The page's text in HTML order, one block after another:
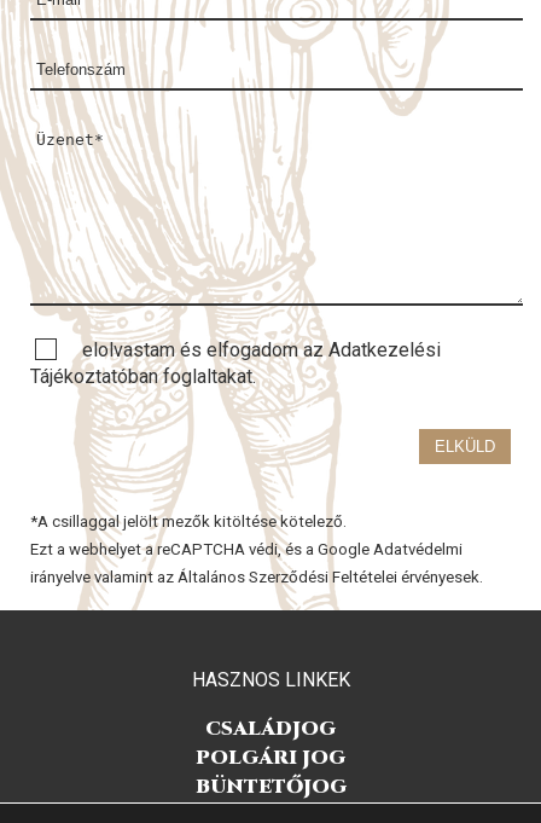
elolvastam és elfogadom az Adatkezelési
Tájékoztatóbanfoglaltakat.
*A csillaggal jelölt mezők kitöltése kötelező.
Ezt a webhelyet a reCAPTCHA védi, és a Google Adatvédelmi
irányelve valamint az Általános Szerződési Feltételei érvényesek.
HASZNOS LINKEK
CSALÁDJOG
POLGÁRI JOG
BÜNTETŐJOG